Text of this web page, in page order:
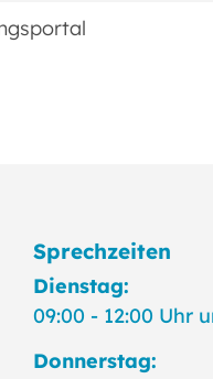
Sprechzeiten
Dienstag:
09:00 - 12:00 Uhr
Donnerstag: